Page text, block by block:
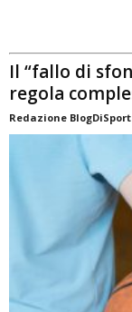
Il “fallo di
regola
Redazione BlogDiSport